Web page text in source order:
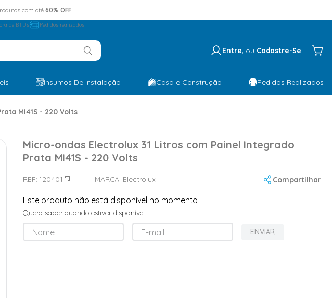
com até60% OFF
de BTUs Pedidos realizados
Entre, ou Cadastre-Se
Insumos De Instalação Casa e Construção Pedidos Realizados
MI41S - 220 Volts
Micro-ondas Electrolux 31 Litros com Painel Integrado
Prata MI41S - 220 Volts
REF: 120401 MARCA: Electrolux Compartilhar
Este produto não está disponível no momento
Quero saber quando estiver disponível
ENVIAR